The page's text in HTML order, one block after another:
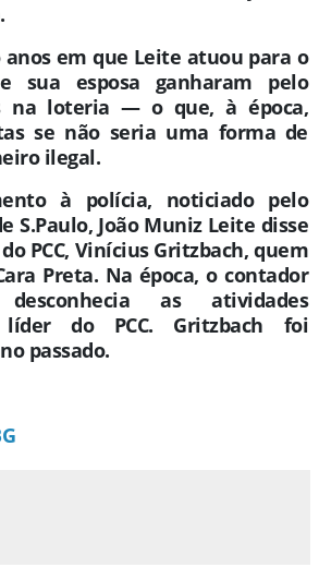
anos em que Leite atuou para o
sua esposa ganharam pelo
na loteria — o que, à época,
se não seria uma forma de
ilegal.
à polícia, noticiado pelo
S.Paulo, João Muniz Leite disse
PCC, Vinícius Gritzbach, quem
Preta. Na época, o contador
as atividades
do PCC. Gritzbach foi
passado.